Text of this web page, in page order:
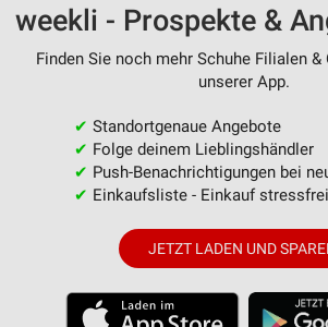
weekli - Prospekte &
Finden Sie noch mehr Schuhe Filialen
unserer App.
✔ Standortgenaue Angebote
✔ Folge deinem Lieblingshändler
✔ Push-Benachrichtigungen bei
✔ Einkaufsliste - Einkauf
JETZT LADEN UND